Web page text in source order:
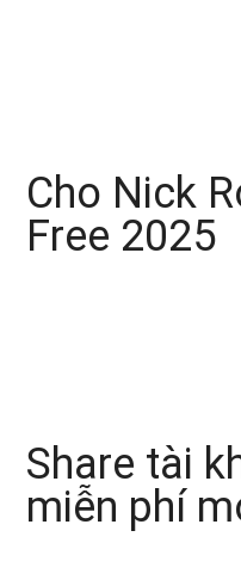
Cho Nick
Free 2025
Share tài
miễn phí